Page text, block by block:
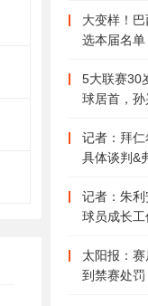
大变样！
选本届名
5大联赛30
球居首，
记者：拜
具体谈判&
记者：朱
球员成长工
太阳报：
到禁赛处罚